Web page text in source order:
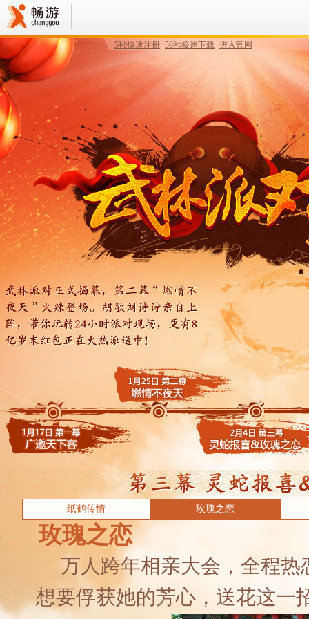
5秒快速注册 59秒极速下载 进入官网
纸鹤传情 玫瑰之恋
玫瑰之恋
万人跨年相亲大会，全程
想要俘获她的芳心，送花这一